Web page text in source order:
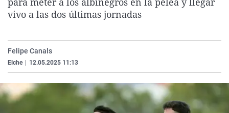
La rosa de los vientos
Como el perro y el
Caso
Equipo de
Extremadura
La Rioja
Virales
Elecciones
vivo a las dos últimas jornadas
Felipe Canals
Elche 12.05.2025 11:13